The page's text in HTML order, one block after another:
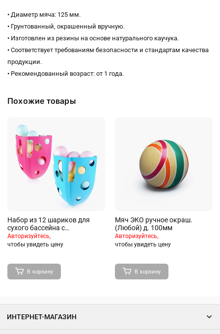
• Диаметр мяча: 125 мм.
• Грунтованный, окрашенный вручную.
• Изготовлен из резины на основе натурального каучука.
• Соответствует требованиям безопасности и стандартам качества
продукции.
• Рекомендованный возраст: от 1 года.
Похожие товары
Набор из 12 шариков для
сухого бассейна с
органайзером
Авторизуйтесь,
чтобы увидеть цену
В корзину
Мяч ЭКО ручное окраш.
(Любой) д. 100мм
Авторизуйтесь,
чтобы увидеть цену
В корзину
ИНТЕРНЕТ-МАГАЗИН